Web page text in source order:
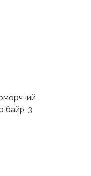
байр, 3